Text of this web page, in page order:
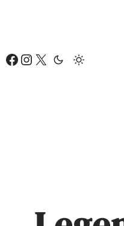
要
Facebook Instagram X